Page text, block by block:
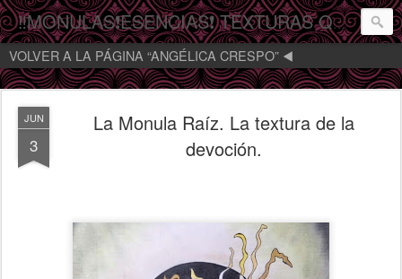
‼️MONULAS❗️ESENCIAS❗️ TEXTURAS QUE MIRAN‼️
VOLVER A LA PÁGINA “ANGÉLICA CRESPO” ◀️
JUN
3
La Monula Raíz. La textura de la
devoción.